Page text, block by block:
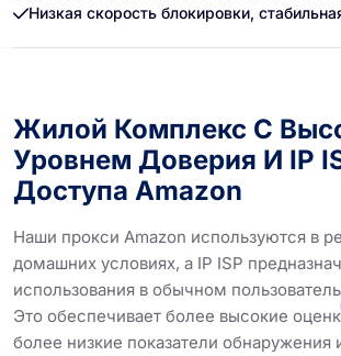
Низкая скорость блокировки,
Жилой Комплекс С
Уровнем Доверия И IP
Доступа Amazon
Наши прокси Amazon используются в
домашних условиях, а IP ISP
использования в обычном
Это обеспечивает более высокие
более низкие показатели обнаружения